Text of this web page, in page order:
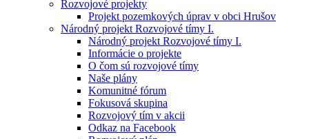
Rozvojové projekty
Projekt pozemkových úprav v obci Hrušov
Národný projekt Rozvojové tímy I.
Národný projekt Rozvojové tímy I.
Informácie o projekte
O čom sú rozvojové tímy
Naše plány
Komunitné fórum
Fokusová skupina
Rozvojový tím v akcii
Odkaz na Facebook